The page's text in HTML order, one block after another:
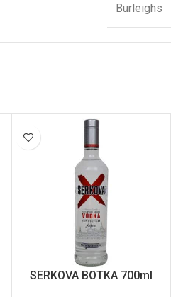
Burleighs
SERKOVA ΒΟΤΚΑ 700ml